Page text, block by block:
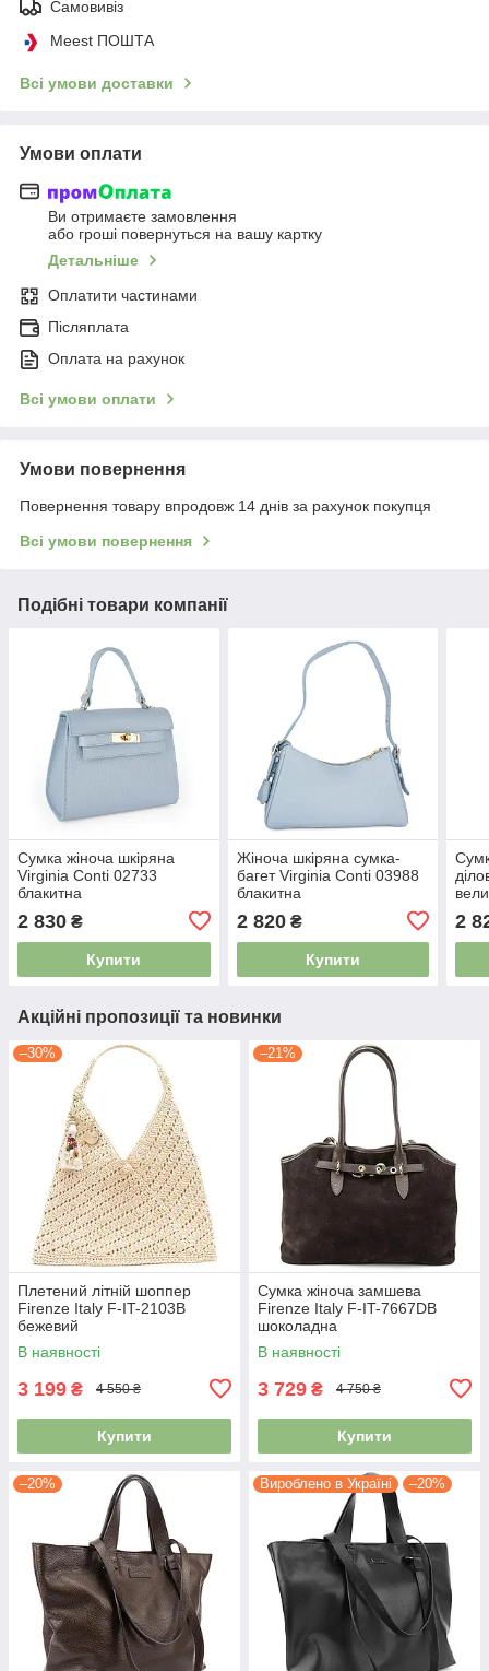
Самовивіз
Meest ПОШТА
Всі умови доставки
Умови оплати
Ви отримаєте замовлення
або гроші повернуться на вашу картку
Детальніше
Оплатити частинами
Післяплата
Оплата на рахунок
Всі умови оплати
Умови повернення
Повернення товару впродовж 14 днів за рахунок покупця
Всі умови повернення
Подібні товари компанії
Сумка жіноча шкіряна
Virginia Conti 02733
блакитна
2 830 ₴
Купити
Жіноча шкіряна сумка-
багет Virginia Conti 03988
блакитна
2 820₴
Купити
2
Акційні пропозиції та новинки
–30%
Плетений літній шоппер
Firenze Italy F-IT-2103B
бежевий
В наявності
3 199 ₴ 4 550 ₴
Купити
–21%
Сумка жіноча замшева
Firenze Italy F-IT-7667DB
шоколадна
В наявності
3 729 ₴ 4 750 ₴
Купити
–20% Вироблено в Україні –20%